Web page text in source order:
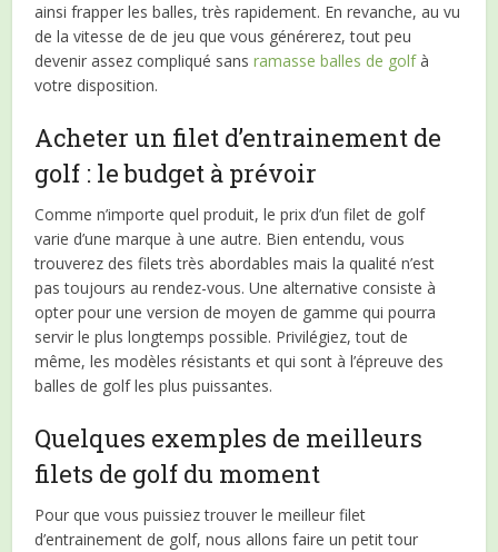
ainsi frapper les balles, très rapidement. En revanche, au vu
de la vitesse de de jeu que vous générerez, tout peu
devenir assez compliqué sansramasse balles de golfà
votre disposition.
Acheter un filet d’entrainement de
golf : le budget à prévoir
Comme n’importe quel produit, le prix d’un filet de golf
varie d’une marque à une autre. Bien entendu, vous
trouverez des filets très abordables mais la qualité n’est
pas toujours au rendez-vous. Une alternative consiste à
opter pour une version de moyen de gamme qui pourra
servir le plus longtemps possible. Privilégiez, tout de
même, les modèles résistants et qui sont à l’épreuve des
balles de golf les plus puissantes.
Quelques exemples de meilleurs
filets de golf du moment
Pour que vous puissiez trouver le meilleur filet
d’entrainement de golf, nous allons faire un petit tour